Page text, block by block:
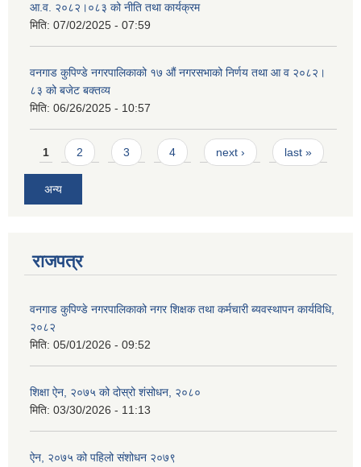
आ.व. २०८२।०८३ को नीति तथा कार्यक्रम
मिति: 07/02/2025 - 07:59
वनगाड कुपिण्डे नगरपालिकाको १७ ‍औं नगरसभाको निर्णय तथा आ व २०८२।
८३ को बजेट बक्तव्य
मिति: 06/26/2025 - 10:57
Pages
1 2 3 4 next › last »
अन्य
राजपत्र
वनगाड कुपिण्डे नगरपालिकाको नगर शिक्षक तथा कर्मचारी ब्यवस्थापन कार्यविधि,
२०८२
मिति: 05/01/2026 - 09:52
शिक्षा ऐन, २०७५ को दोस्रो शंसोधन, २०८०
मिति: 03/30/2026 - 11:13
ऐन, २०७५ को पहिलो संशोधन २०७९